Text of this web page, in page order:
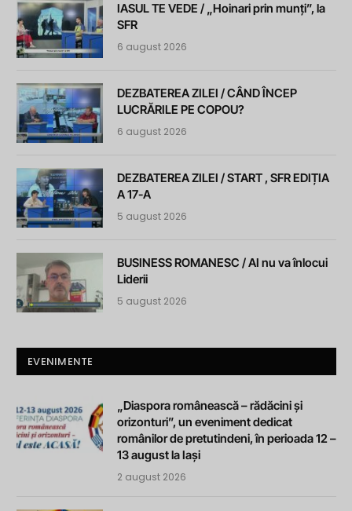
IASUL TE VEDE / „Hoinari prin munți”, la
SFR
6 august 2026
DEZBATEREA ZILEI / CÂND ÎNCEP
LUCRĂRILE PE COPOU?
6 august 2026
DEZBATEREA ZILEI / START , SFR EDIȚIA
A 17-A
5 august 2026
BUSINESS ROMANESC / AI nu va înlocui
Liderii
5 august 2026
EVENIMENTE
„Diaspora românească – rădăcini și
orizonturi”, un eveniment dedicat
românilor de pretutindeni, în perioada 12 –
13 august la Iași
2 august 2026